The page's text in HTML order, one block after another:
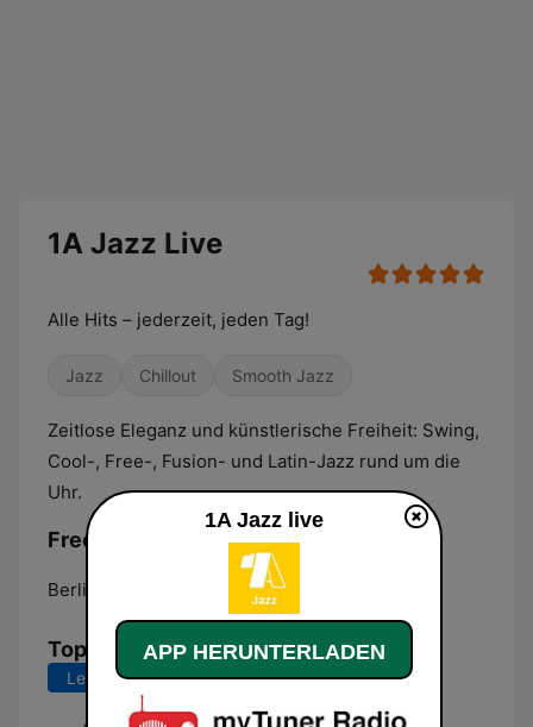
1A Jazz Live
Alle Hits – jederzeit, jeden Tag!
Jazz Chillout Smooth Jazz
Zeitlose Eleganz und künstlerische Freiheit: Swing,
Cool-, Free-, Fusion- und Latin-Jazz rund um die
Uhr.
Frequenzen 1A Jazz:
Berlin:
Top-Songs
Letzte 7 Tage Letzte 30 Tage
1A Jazz live
APP HERUNTERLADEN